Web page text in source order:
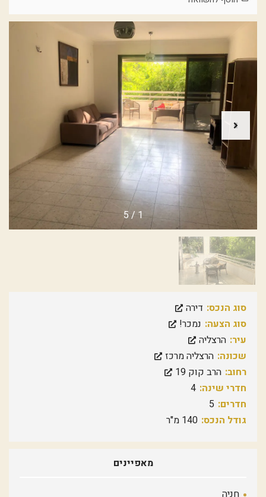
1
/
5
סוג הנכס: דירה
סוג הצעה: נמכר!
עיר: הרצליה
שכונה: הרצליה מרכז
רחוב: הרב קוק 19
חדרי שינה: 4
חדרים: 5
גודל הנכס: 140 מ"ר
מאפיינים
חניה